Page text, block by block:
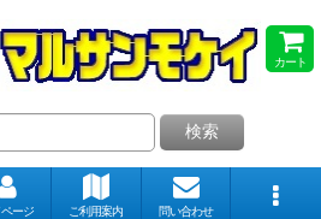
カート
検索
ージ ご利用案内 問い合わせ